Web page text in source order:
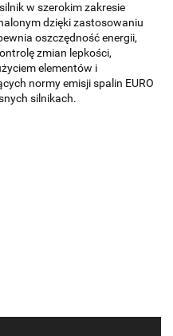
w szerokim zakresie
dzięki zastosowaniu
oszczędność energii,
zmian lepkości,
elementów i
normy emisji spalin EURO
silnikach.